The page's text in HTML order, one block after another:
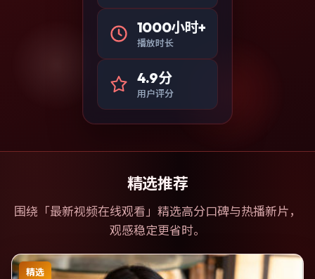
1000小时+
播放时长
4.9分
用户评分
精选推荐
围绕「最新视频在线观看 」精选高分口碑与热播新片，
观感稳定更省时。
精选